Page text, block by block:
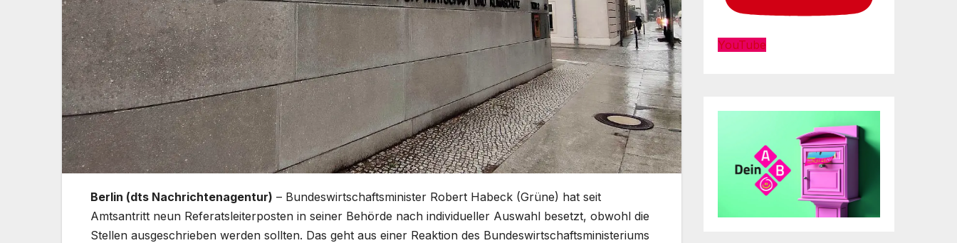
Berlin (dts Nachrichtenagentur) – Bundeswirtschaftsminister Robert Habeck (Grüne) hat seit
Amtsantritt neun Referatsleiterposten in seiner Behörde nach individueller Auswahl besetzt, obwohl die
Stellen ausgeschrieben werden sollten. Das geht aus einer Reaktion des Bundeswirtschaftsministeriums
YouTube